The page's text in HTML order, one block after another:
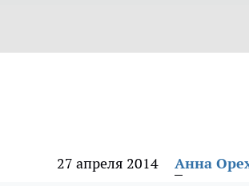
27 апреля 2014 Анна